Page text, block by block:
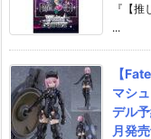
『【
...
【
マシ
デル
月発